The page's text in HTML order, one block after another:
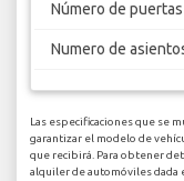
Número de puertas
Numero de
Las especificaciones que se
garantizar el modelo de
que recibirá. Para obtener
alquiler de automóviles dada